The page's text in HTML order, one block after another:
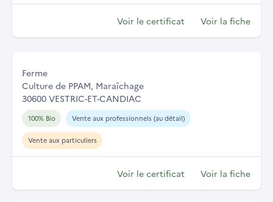
Voir le certificat Voir la fiche
Ferme
Culture de PPAM, Maraîchage
30600 VESTRIC-ET-CANDIAC
100% Bio Vente aux professionnels (au détail)
Vente aux particuliers
Voir le certificat Voir la fiche